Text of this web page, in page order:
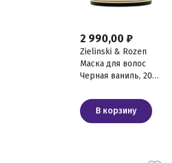
2 990,00 ₽
Zielinski & Rozen
Маска для волос
Черная ваниль, 200
В корзину